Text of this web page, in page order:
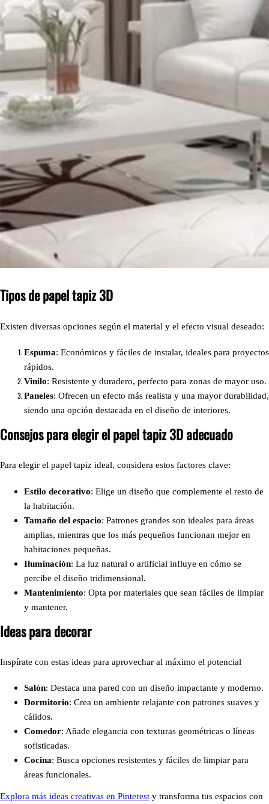
Tipos de papel tapiz 3D
Existen diversas opciones según el material y el efecto visual deseado:
Espuma: Económicos y fáciles de instalar, ideales para proyectos
rápidos.
Vinilo: Resistente y duradero, perfecto para zonas de mayor uso.
Paneles: Ofrecen un efecto más realista y una mayor durabilidad,
siendo una opción destacada en el diseño de interiores.
Consejos para elegir el papel tapiz 3D adecuado
Para elegir el papel tapiz ideal, considera estos factores clave:
Estilo decorativo: Elige un diseño que complemente el resto de
la habitación.
Tamaño del espacio: Patrones grandes son ideales para áreas
amplias, mientras que los más pequeños funcionan mejor en
habitaciones pequeñas.
Iluminación: La luz natural o artificial influye en cómo se
percibe el diseño tridimensional.
Mantenimiento: Opta por materiales que sean fáciles de limpiar
y mantener.
Ideas para decorar
Inspírate con estas ideas para aprovechar al máximo el potencial
Salón: Destaca una pared con un diseño impactante y moderno.
Dormitorio: Crea un ambiente relajante con patrones suaves y
cálidos.
Comedor: Añade elegancia con texturas geométricas o líneas
sofisticadas.
Cocina: Busca opciones resistentes y fáciles de limpiar para
áreas funcionales.
Explora más ideas creativas en Pinterest y transforma tus espacios con